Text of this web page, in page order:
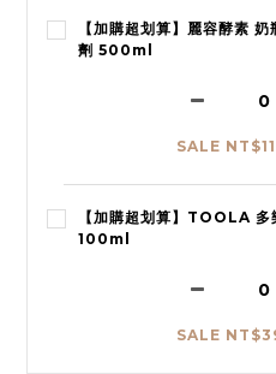
【加購超划算】麗容酵素
劑 500ml
SALE
【加購超划算】TOOLA
100ml
SALE